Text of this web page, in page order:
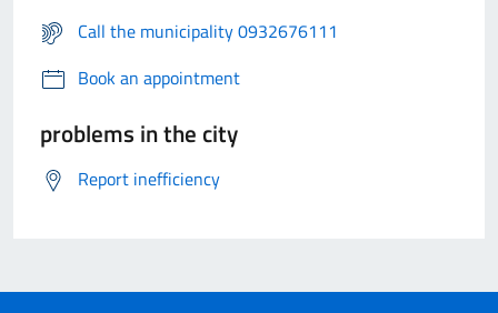
Call the municipality 0932676111
Book an appointment
problems in the city
Report inefficiency